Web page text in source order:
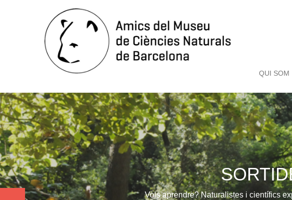
QUI SOM
Vols aprendre? Naturalistes i científics